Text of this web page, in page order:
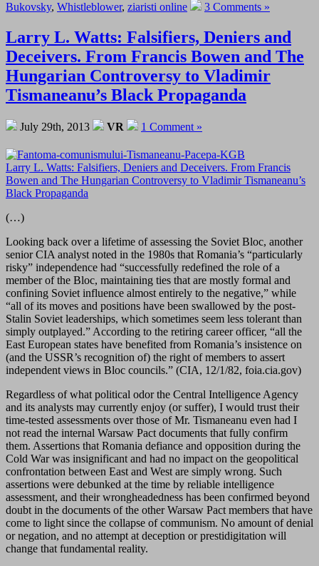
Bukovsky, Whistleblower, ziaristi online 3 Comments »
Larry L. Watts: Falsifiers, Deniers and
Deceivers. From Francis Bowen and The
Hungarian Controversy to Vladimir
Tismaneanu’s Black Propaganda
July 29th, 2013 VR 1 Comment »
Larry L. Watts: Falsifiers, Deniers and Deceivers. From Francis
Bowen and The Hungarian Controversy to Vladimir Tismaneanu’s
Black Propaganda
(…)
Looking back over a lifetime of assessing the Soviet Bloc, another
senior CIA analyst noted in the 1980s that Romania’s “particularly
risky” independence had “successfully redefined the role of a
member of the Bloc, maintaining ties that are mostly formal and
confining Soviet influence almost entirely to the negative,” while
“all of its moves and positions have been swallowed by the post-
Stalin Soviet leaderships, which sometimes seem less tolerant than
simply outplayed.” According to the retiring career officer, “all the
East European states have benefited from Romania’s insistence on
(and the USSR’s recognition of) the right of members to assert
independent views in Bloc councils.” (CIA, 12/1/82, foia.cia.gov)
Regardless of what political odor the Central Intelligence Agency
and its analysts may currently enjoy (or suffer), I would trust their
time-tested assessments over those of Mr. Tismaneanu even had I
not read the internal Warsaw Pact documents that fully confirm
them. Assertions that Romania defiance and opposition during the
Cold War was insignificant and had no impact on the geopolitical
confrontation between East and West are simply wrong. Such
assertions were debunked at the time by reliable intelligence
assessment, and their wrongheadedness has been confirmed beyond
doubt in the documents of the other Warsaw Pact members that have
come to light since the collapse of communism. No amount of denial
or negation, and no attempt at deception or prestidigitation will
change that fundamental reality.